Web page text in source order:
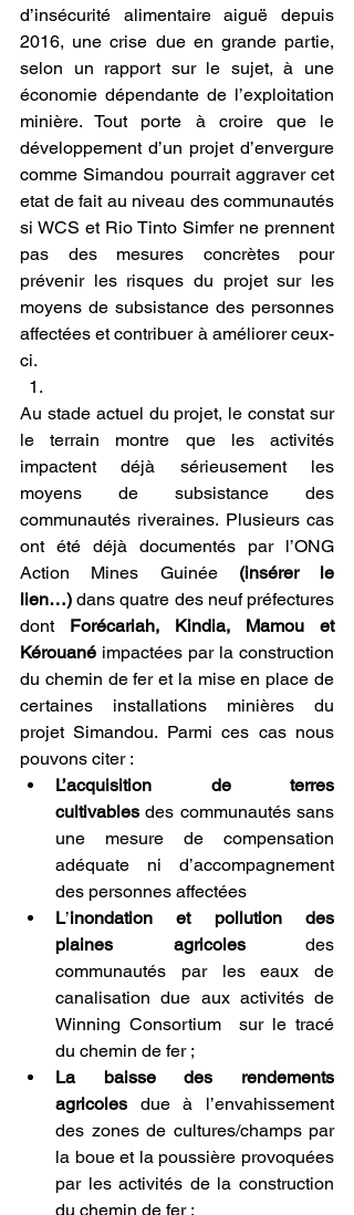
d’insécurité alimentaire aiguë depuis
2016, une crise due en grande partie,
selon un rapport sur le sujet, à une
économie dépendante de l’exploitation
minière. Tout porte à croire que le
développement d’un projet d’envergure
comme Simandou pourrait aggraver cet
etat de fait au niveau des communautés
si WCS et Rio Tinto Simfer ne prennent
pas des mesures concrètes pour
prévenir les risques du projet sur les
moyens de subsistance des personnes
affectées et contribuer à améliorer ceux-
ci.
Au stade actuel du projet, le constat sur
le terrain montre que les activités
impactent déjà sérieusement les
moyens de subsistance des
communautés riveraines. Plusieurs cas
ont été déjà documentés par l’ONG
Action Mines Guinée (insérer le
lien…) dans quatre des neuf préfectures
dont Forécariah, Kindia, Mamou et
Kérouané impactées par la construction
du chemin de fer et la mise en place de
certaines installations minières du
projet Simandou. Parmi ces cas nous
pouvons citer :
L’acquisition de terres
cultivables des communautés sans
une mesure de compensation
adéquate ni d’accompagnement
des personnes affectées
L’inondation et pollution des
plaines agricoles des
communautés par les eaux de
canalisation due aux activités de
Winning Consortium  sur le tracé
du chemin de fer ;
La baisse des rendements
agricoles due à l’envahissement
des zones de cultures/champs par
la boue et la poussière provoquées
par les activités de la construction
du chemin de fer ;